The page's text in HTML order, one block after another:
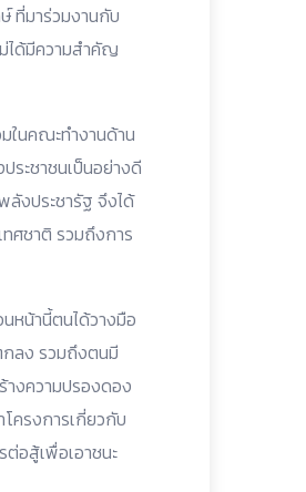
ที่มาร่วมงานกับ
ได้มีความสำคัญ
ในคณะทำงานด้าน
ระชาชนเป็นอย่างดี
ลังประชารัฐ จึงได้
ศชาติ รวมถึงการ
หน้านี้ตนได้วางมือ
กลง รวมถึงตนมี
งความปรองดอง
ครงการเกี่ยวกับ
อสู้เพื่อเอาชนะ